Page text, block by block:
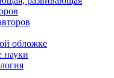
обложке
науки